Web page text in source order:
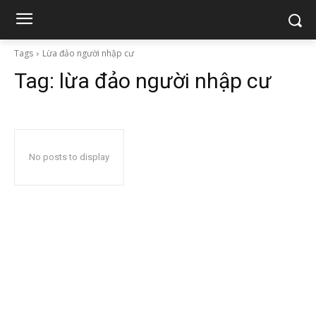
Tags Lừa đảo người nhập cư
Tag: lừa đảo người nhập cư
No posts to display